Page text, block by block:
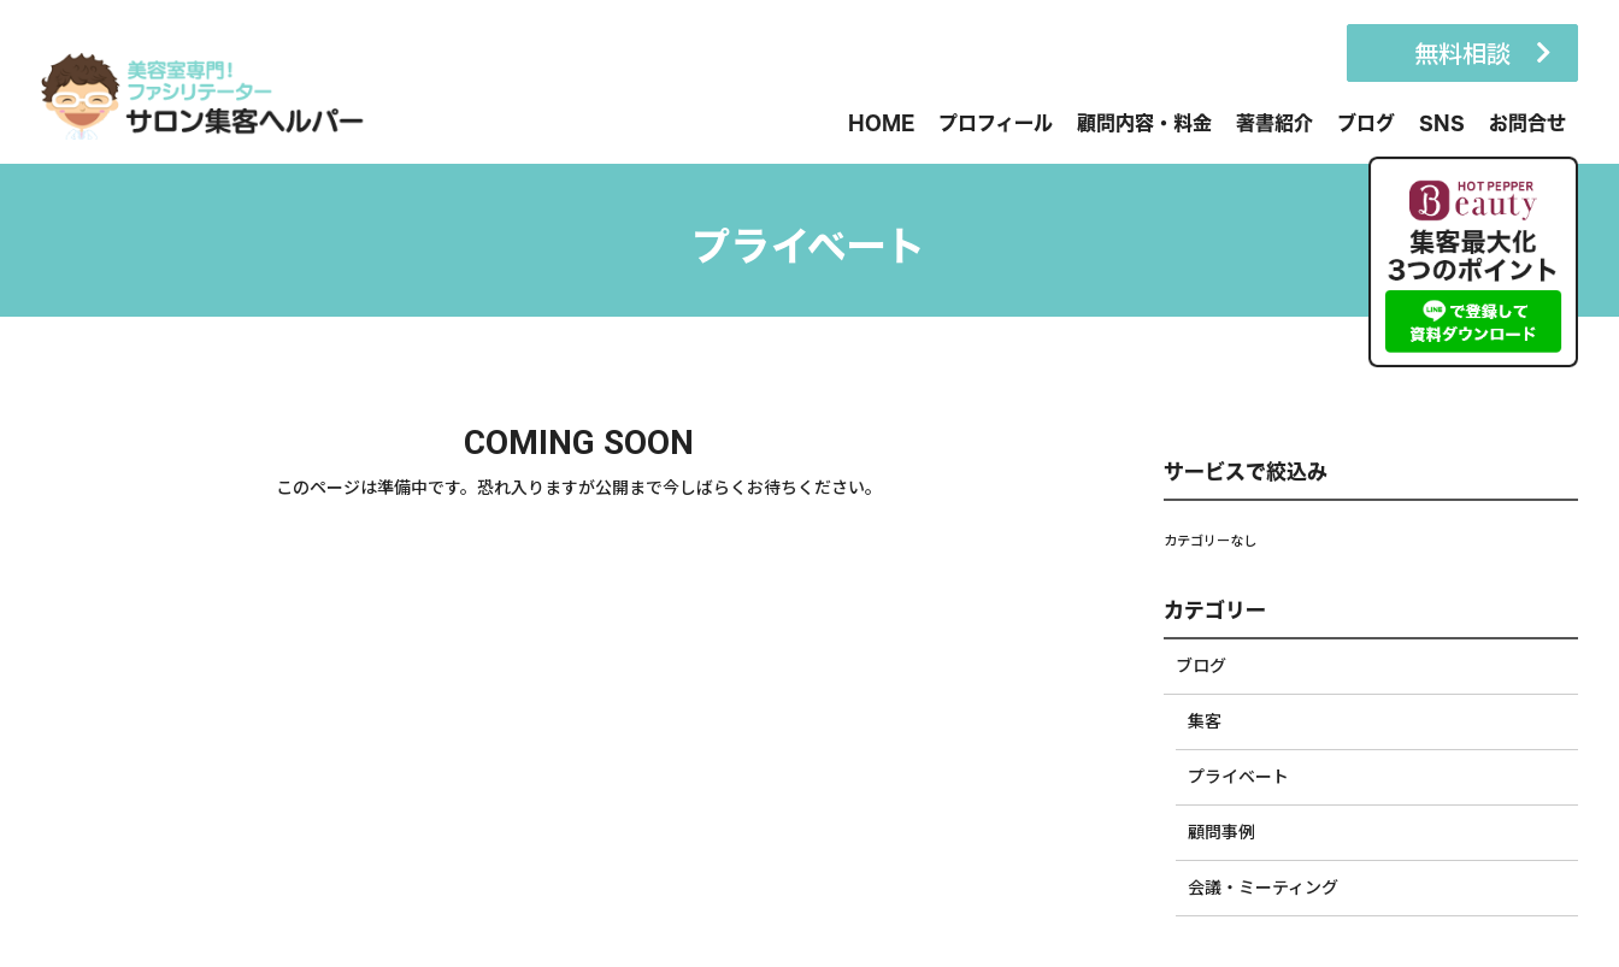
無料相談
HOME プロフィール 顧問内容・料金 著書紹介 ブログ SNS お問合せ
プライベート
COMING SOON
このページは準備中です。恐れ入りますが公開まで今しばらくお待ちください。
サービスで絞込み
カテゴリーなし
カテゴリー
ブログ
集客
プライベート
顧問事例
会議・ミーティング